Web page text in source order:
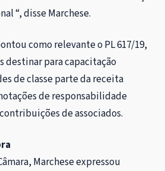
“, disse Marchese.
como relevante o PL 617/19,
destinar para capacitação
de classe parte da receita
de responsabilidade
de associados.
Marchese expressou